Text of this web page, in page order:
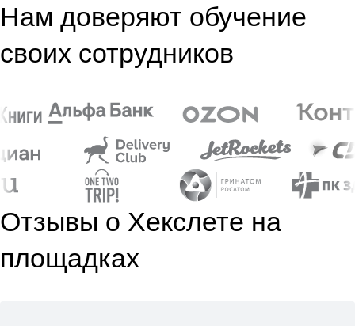
Нам доверяют обучение
своих сотрудников
Отзывы о Хекслете на
площадках